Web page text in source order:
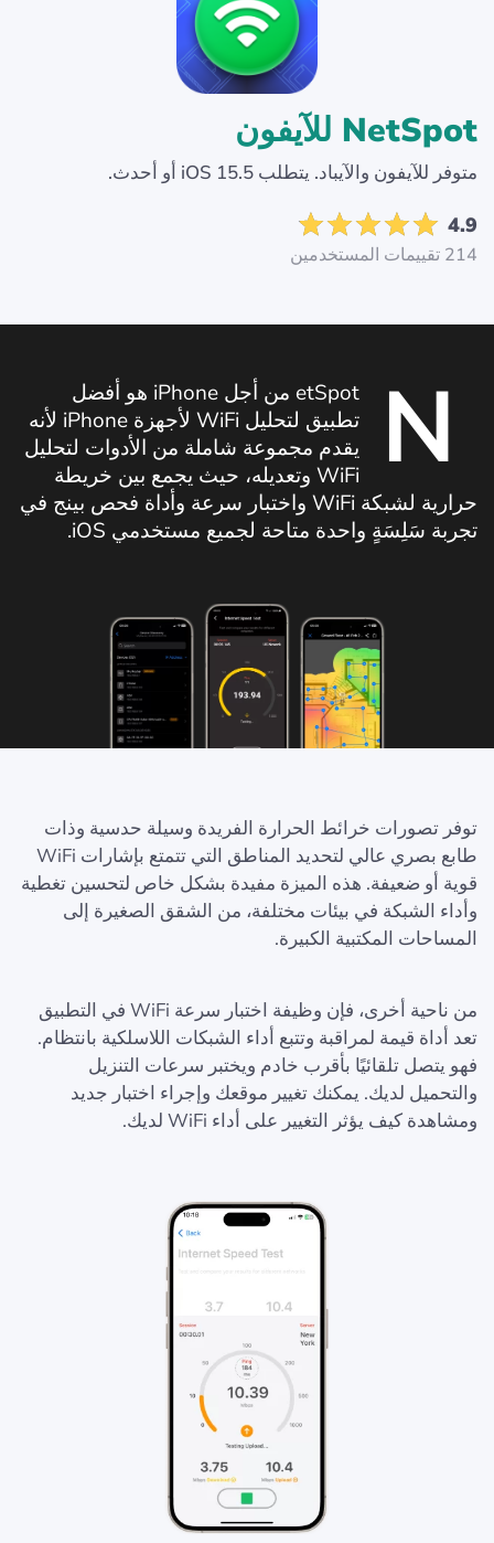
NetSpot للآيفون
متوفر للآيفون والآيباد. يتطلب iOS 15.5 أو أحدث.
4.9
214 تقييمات المستخدمين
N
etSpot من أجل iPhone هو أفضل
تطبيق لتحليل WiFi لأجهزة iPhone لأنه
يقدم مجموعة شاملة من الأدوات لتحليل
WiFi وتعديله، حيث يجمع بين خريطة
حرارية لشبكة WiFi واختبار سرعة وأداة فحص بينج في
تجربة سَلِسَةٍ واحدة متاحة لجميع مستخدمي iOS.
توفر تصورات خرائط الحرارة الفريدة وسيلة حدسية وذات
طابع بصري عالي لتحديد المناطق التي تتمتع بإشارات WiFi
قوية أو ضعيفة. هذه الميزة مفيدة بشكل خاص لتحسين تغطية
وأداء الشبكة في بيئات مختلفة، من الشقق الصغيرة إلى
المساحات المكتبية الكبيرة.
من ناحية أخرى، فإن وظيفة اختبار سرعة WiFi في التطبيق
تعد أداة قيمة لمراقبة وتتبع أداء الشبكات اللاسلكية بانتظام.
فهو يتصل تلقائيًا بأقرب خادم ويختبر سرعات التنزيل
والتحميل لديك. يمكنك تغيير موقعك وإجراء اختبار جديد
ومشاهدة كيف يؤثر التغيير على أداء WiFi لديك.